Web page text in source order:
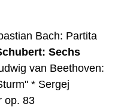
Bach: Partita
Sechs
van Beethoven:
* Sergej
op. 83